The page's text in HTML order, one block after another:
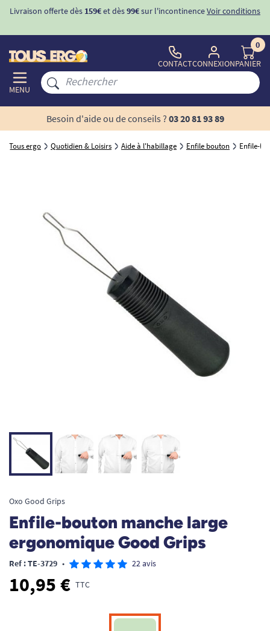
Livraison offerte dès 159€et dès99€sur l'incontinenceVoir conditions
MENU
CONTACTCONNEXION
0
PANIER
Besoin d'aide ou de conseils ? 03 20 81 93 89
Tous ergo Quotidien & Loisirs Aide à l'habillage Enfile bouton Enfile-
Oxo Good Grips
Enfile-bouton manche large
ergonomique Good Grips
Ref : TE-3729 • 22 avis
10,95 € TTC